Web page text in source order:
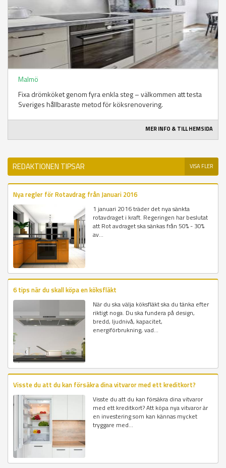
Malmö
Fixa drömköket genom fyra enkla steg – välkommen att testa
Sveriges hållbaraste metod för köksrenovering.
MER INFO & TILL HEMSIDA
REDAKTIONEN TIPSAR VISA FLER
Nya regler för Rotavdrag från Januari 2016
1 januari 2016 träder det nya sänkta
rotavdraget i kraft. Regeringen har beslutat
att Rot avdraget ska sänkas från 50% - 30%
av...
6 tips när du skall köpa en köksfläkt
När du ska välja köksfläkt ska du tänka efter
riktigt noga. Du ska fundera på design,
bredd, ljudnivå, kapacitet,
energiförbrukning, vad...
Visste du att du kan försäkra dina vitvaror med ett kreditkort?
Visste du att du kan försäkra dina vitvaror
med ett kreditkort? Att köpa nya vitvaror är
en investering som kan kännas mycket
tryggare med...